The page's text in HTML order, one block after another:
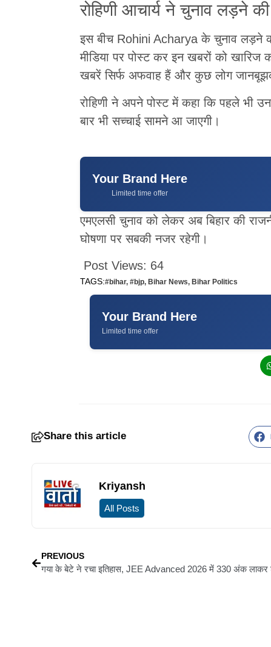
रोहिणी आचार्य ने चुनाव लड़ने
इस बीच Rohini Acharya के चुनाव लड़ने
मीडिया पर पोस्ट कर इन खबरों को खारिज
खबरें सिर्फ अफवाह हैं और कुछ लोग
रोहिणी ने अपने पोस्ट में कहा कि पहले भी
बार भी सच्चाई सामने आ जाएगी।
Your Brand Here
Limited time offer
एमएलसी चुनाव को लेकर अब बिहार की
घोषणा पर सबकी नजर रहेगी।
Post Views: 64
TAGS:#bihar, #bjp, Bihar News, Bihar Politics
Your Brand Here
Limited time offer
Share this article
Kriyansh
All Posts
PREVIOUS